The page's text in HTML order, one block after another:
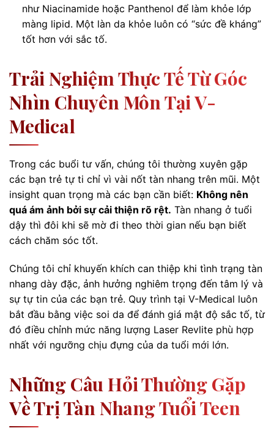
như Niacinamide hoặc Panthenol để làm khỏe lớp
màng lipid. Một làn da khỏe luôn có “sức đề kháng”
tốt hơn với sắc tố.
Trải Nghiệm Thực Tế Từ Góc
Nhìn Chuyên Môn Tại V-
Medical
Trong các buổi tư vấn, chúng tôi thường xuyên gặp
các bạn trẻ tự ti chỉ vì vài nốt tàn nhang trên mũi. Một
insight quan trọng mà các bạn cần biết: Không nên
quá ám ảnh bởi sự cải thiện rõ rệt. Tàn nhang ở tuổi
dậy thì đôi khi sẽ mờ đi theo thời gian nếu bạn biết
cách chăm sóc tốt.
Chúng tôi chỉ khuyến khích can thiệp khi tình trạng tàn
nhang dày đặc, ảnh hưởng nghiêm trọng đến tâm lý và
sự tự tin của các bạn trẻ. Quy trình tại V-Medical luôn
bắt đầu bằng việc soi da để đánh giá mật độ sắc tố, từ
đó điều chỉnh mức năng lượng Laser Revlite phù hợp
nhất với ngưỡng chịu đựng của da tuổi mới lớn.
Những Câu Hỏi Thường Gặp
Về Trị Tàn Nhang Tuổi Teen